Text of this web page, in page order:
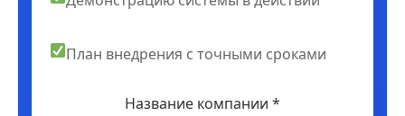
План внедрения с точными сроками
Название компании *